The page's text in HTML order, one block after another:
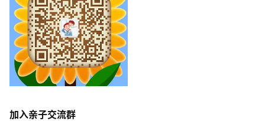
加入亲子交流群